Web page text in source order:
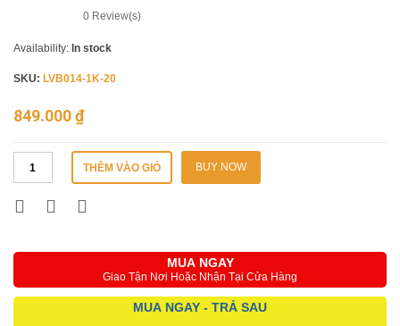
0 Review(s)
Availability: In stock
SKU: LVB014-1K-20
849.000₫
THÊM VÀO GIỎ BUY NOW
MUA NGAY
Giao Tận Nơi Hoặc Nhận Tại Cửa Hàng
MUA NGAY - TRẢ SAU